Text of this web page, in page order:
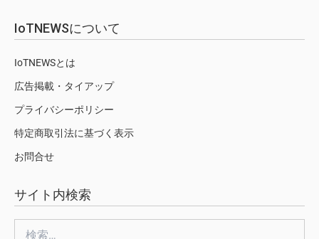
IoTNEWSについて
IoTNEWSとは
広告掲載・タイアップ
プライバシーポリシー
特定商取引法に基づく表示
お問合せ
サイト内検索